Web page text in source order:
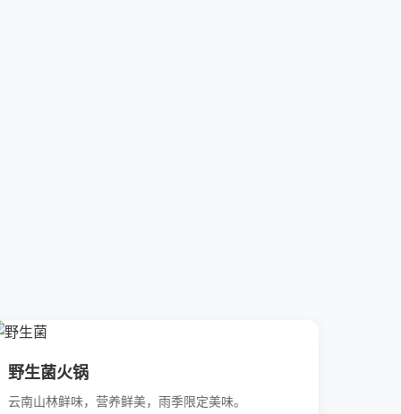
野生菌火锅
云南山林鲜味，营养鲜美，雨季限定美味。